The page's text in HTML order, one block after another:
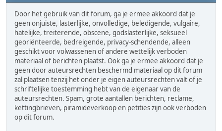
Door het gebruik van dit forum, ga je ermee akkoord dat je
geen onjuiste, lasterlijke, onvolledige, beledigende, vulgaire,
hatelijke, treiterende, obscene, godslasterlijke, seksueel
georiënteerde, bedreigende, privacy-schendende, alleen
geschikt voor volwassenen of andere wettelijk verboden
materiaal of berichten plaatst. Ook ga je ermee akkoord dat je
geen door auteursrechten beschermd materiaal op dit forum
zal plaatsen tenzij het onder je eigen auteursrechten valt of je
schriftelijke toestemming hebt van de eigenaar van de
auteursrechten. Spam, grote aantallen berichten, reclame,
kettingbrieven, piramideverkoop en petities zijn ook verboden
op dit forum.